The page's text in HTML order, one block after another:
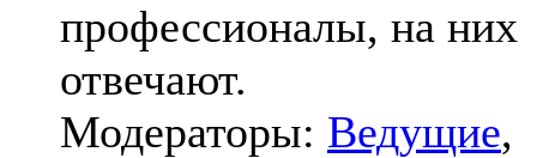
профессионалы, на них
отвечают.
Модераторы: Ведущие,